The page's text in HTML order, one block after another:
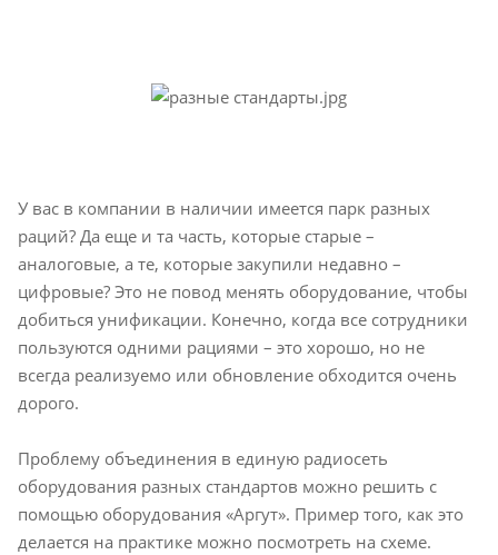
У вас в компании в наличии имеется парк разных
раций? Да еще и та часть, которые старые –
аналоговые, а те, которые закупили недавно –
цифровые? Это не повод менять оборудование, чтобы
добиться унификации. Конечно, когда все сотрудники
пользуются одними рациями – это хорошо, но не
всегда реализуемо или обновление обходится очень
дорого.
Проблему объединения в единую радиосеть
оборудования разных стандартов можно решить с
помощью оборудования «Аргут». Пример того, как это
делается на практике можно посмотреть на схеме.